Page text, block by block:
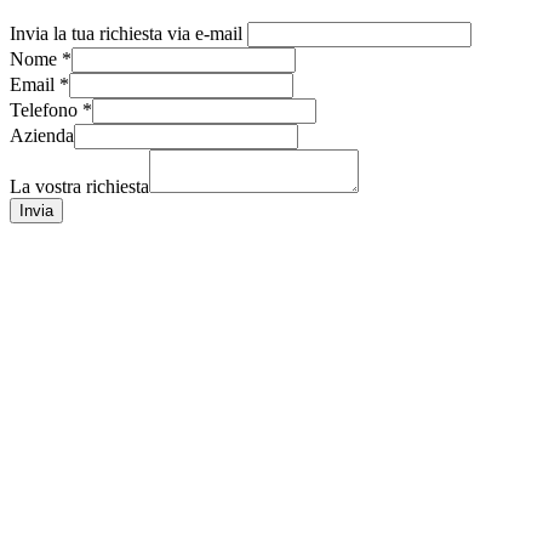
Invia la tua richiesta via e-mail
Nome *
Email *
Telefono *
Azienda
La vostra richiesta
Invia